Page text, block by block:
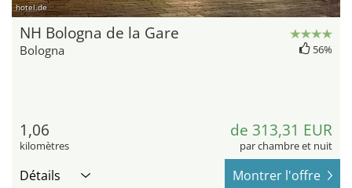
hotel.de
NH Bologna de la Gare
Bologna 56%
1,06
kilomètres
de 313,31 EUR
par chambre et nuit
Détails Montrer l'offre